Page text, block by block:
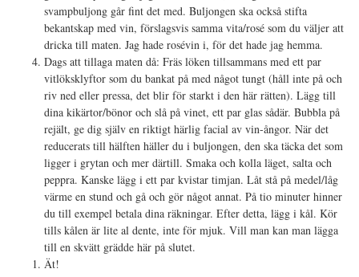
svampbuljong går fint det med. Buljongen ska också stifta
bekantskap med vin, förslagsvis samma vita/rosé som du väljer att
dricka till maten. Jag hade rosévin i, för det hade jag hemma.
Dags att tillaga maten då: Fräs löken tillsammans med ett par
vitlöksklyftor som du bankat på med något tungt (håll inte på och
riv ned eller pressa, det blir för starkt i den här rätten). Lägg till
dina kikärtor/bönor och slå på vinet, ett par glas sådär. Bubbla på
rejält, ge dig själv en riktigt härlig facial av vin-ångor. När det
reducerats till hälften häller du i buljongen, den ska täcka det som
ligger i grytan och mer därtill. Smaka och kolla läget, salta och
peppra. Kanske lägg i ett par kvistar timjan. Låt stå på medel/låg
värme en stund och gå och gör något annat. På tio minuter hinner
du till exempel betala dina räkningar. Efter detta, lägg i kål. Kör
tills kålen är lite al dente, inte för mjuk. Vill man kan man lägga
till en skvätt grädde här på slutet.
Ät!